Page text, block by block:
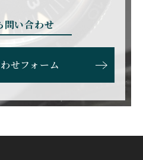
EDOX
エドックス
F.P.ジュルヌ
フォルティス
NT
問い合わせ
せフォーム